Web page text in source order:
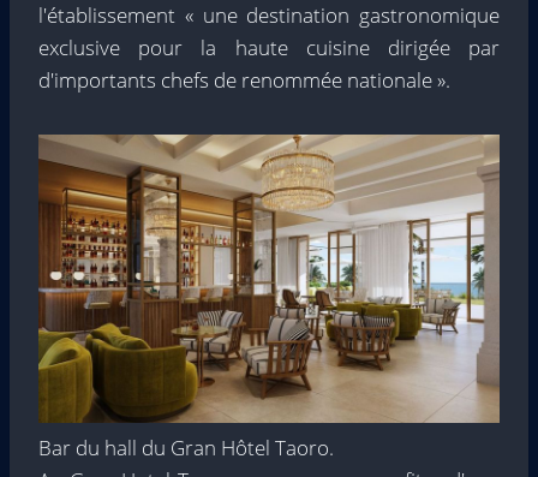
l'établissement « une destination gastronomique
exclusive pour la haute cuisine dirigée par
d'importants chefs de renommée nationale ».
Bar du hall du Gran Hôtel Taoro.